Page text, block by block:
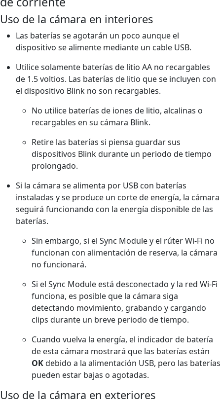
Uso de la cámara en interiores
Las baterías se agotarán un poco aunque el
dispositivo se alimente mediante un cable USB.
Utilice solamente baterías de litio AA no recargables
de 1.5 voltios. Las baterías de litio que se incluyen con
el dispositivo Blink no son recargables.
No utilice baterías de iones de litio, alcalinas o
recargables en su cámara Blink.
Retire las baterías si piensa guardar sus
dispositivos Blink durante un periodo de tiempo
prolongado.
Si la cámara se alimenta por USB con baterías
instaladas y se produce un corte de energía, la cámara
seguirá funcionando con la energía disponible de las
baterías.
Sin embargo, si el Sync Module y el rúter Wi-Fi no
funcionan con alimentación de reserva, la cámara
no funcionará.
Si el Sync Module está desconectado y la red Wi-Fi
funciona, es posible que la cámara siga
detectando movimiento, grabando y cargando
clips durante un breve periodo de tiempo.
Cuando vuelva la energía, el indicador de batería
de esta cámara mostrará que las baterías están
OKdebido a la alimentación USB, pero las baterías
pueden estar bajas o agotadas.
Uso de la cámara en exteriores